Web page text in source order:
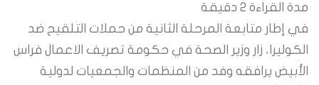
مدة القراءة 2 دقيقة
في إطار متابعة المرحلة الثانية من حملات التلقيح ضد
الكوليرا، زار وزير الصحة في حكومة تصريف الاعمال فراس
الأبيض يرافقه وفد من المنظمات والجمعيات لدولية